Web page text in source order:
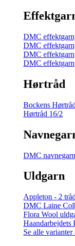
DMC
DMC
DMC
DMC
Hørtråd
Bockens Hørtråd
Hørtråd 16/2
DMC navnegarn
Uldgarn
Appleton - 2
DMC Laine
Flora Wool
Haandarbejdets
Se alle